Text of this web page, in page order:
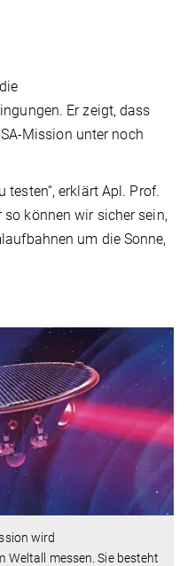
Er zeigt, dass
Mission unter noch
erklärt Apl. Prof.
so können wir sicher sein,
um die Sonne,
wird
Weltall messen. Sie besteht